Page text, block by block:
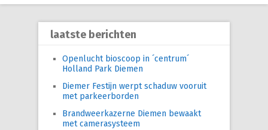
laatste berichten
Openlucht bioscoop in ´centrum´
Holland Park Diemen
Diemer Festijn werpt schaduw vooruit
met parkeerborden
Brandweerkazerne Diemen bewaakt
met camerasysteem